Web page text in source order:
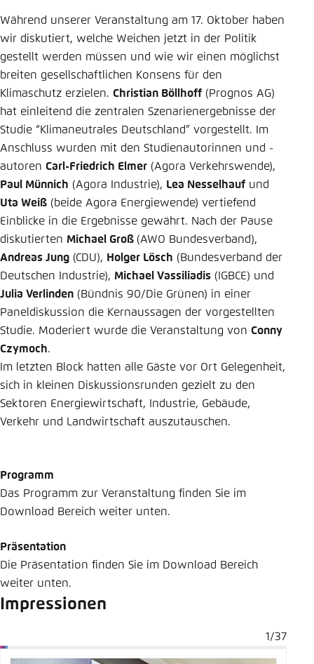
Während unserer Veranstaltung am 17. Oktober haben
wir diskutiert, welche Weichen jetzt in der Politik
gestellt werden müssen und wie wir einen möglichst
breiten gesellschaftlichen Konsens für den
Klimaschutz erzielen. Christian Böllhoff (Prognos AG)
hat einleitend die zentralen Szenarienergebnisse der
Studie “Klimaneutrales Deutschland” vorgestellt. Im
Anschluss wurden mit den Studienautorinnen und -
autoren Carl-Friedrich Elmer (Agora Verkehrswende),
Paul Münnich (Agora Industrie), Lea Nesselhauf und
Uta Weiß (beide Agora Energiewende) vertiefend
Einblicke in die Ergebnisse gewährt. Nach der Pause
diskutierten Michael Groß (AWO Bundesverband),
Andreas Jung (CDU), Holger Lösch (Bundesverband der
Deutschen Industrie), Michael Vassiliadis (IGBCE) und
Julia Verlinden (Bündnis 90/Die Grünen) in einer
Paneldiskussion die Kernaussagen der vorgestellten
Studie. Moderiert wurde die Veranstaltung von Conny
Czymoch.
Im letzten Block hatten alle Gäste vor Ort Gelegenheit,
sich in kleinen Diskussionsrunden gezielt zu den
Sektoren Energiewirtschaft, Industrie, Gebäude,
Verkehr und Landwirtschaft auszutauschen.
Programm
Das Programm zur Veranstaltung finden Sie im
Download Bereich weiter unten.
Präsentation
Die Präsentation finden Sie im Download Bereich
weiter unten.
Impressionen
1/37